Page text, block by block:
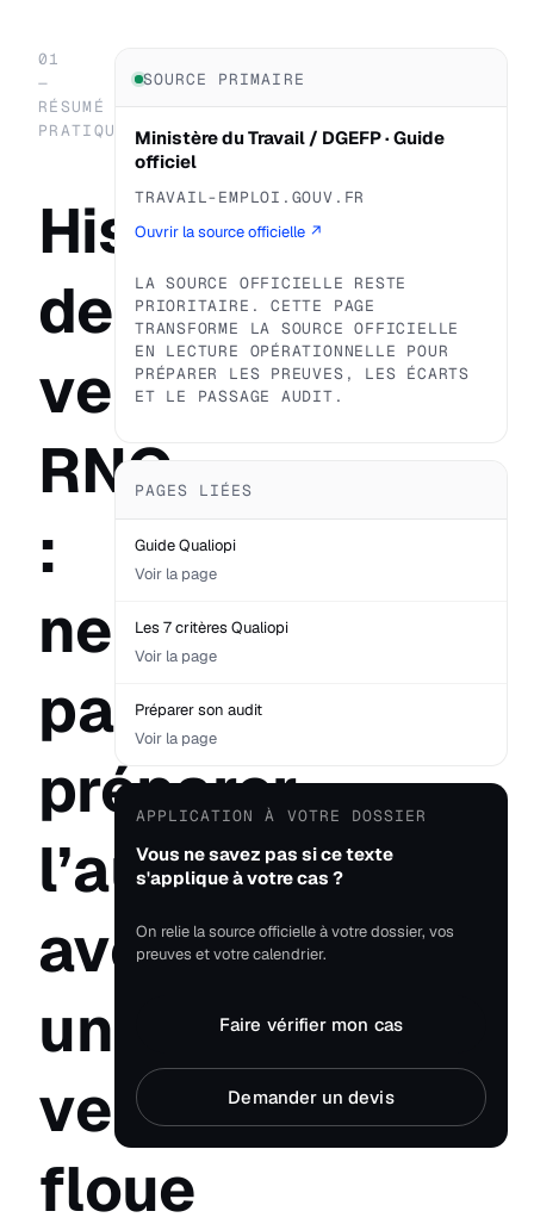
01
—
RÉSUMÉ
PRATIQUE
Historique
des
versions
RNQ
:
ne
pas
préparer
l’audit
avec
une
version
floue
SOURCE PRIMAIRE
Ministère du Travail / DGEFP · Guide
officiel
TRAVAIL-EMPLOI.GOUV.FR
Ouvrir la source officielle ↗
LA SOURCE OFFICIELLE RESTE
PRIORITAIRE. CETTE PAGE
TRANSFORME LA SOURCE OFFICIELLE
EN LECTURE OPÉRATIONNELLE POUR
PRÉPARER LES PREUVES, LES ÉCARTS
ET LE PASSAGE AUDIT.
PAGES LIÉES
Guide Qualiopi
Voir la page
Les 7 critères Qualiopi
Voir la page
Préparer son audit
Voir la page
APPLICATION À VOTRE DOSSIER
Vous ne savez pas si ce texte
s'applique à votre cas ?
On relie la source officielle à votre dossier, vos
preuves et votre calendrier.
Faire vérifier mon cas
Demander un devis